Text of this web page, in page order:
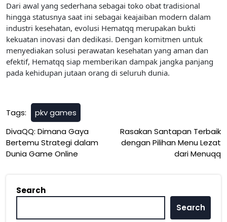
Dari awal yang sederhana sebagai toko obat tradisional
hingga statusnya saat ini sebagai keajaiban modern dalam
industri kesehatan, evolusi Hematqq merupakan bukti
kekuatan inovasi dan dedikasi. Dengan komitmen untuk
menyediakan solusi perawatan kesehatan yang aman dan
efektif, Hematqq siap memberikan dampak jangka panjang
pada kehidupan jutaan orang di seluruh dunia.
Tags: pkv games
Post
navigation
DivaQQ: Dimana Gaya
Bertemu Strategi dalam
Dunia Game Online
Rasakan Santapan Terbaik
dengan Pilihan Menu Lezat
dari Menuqq
Search
Search